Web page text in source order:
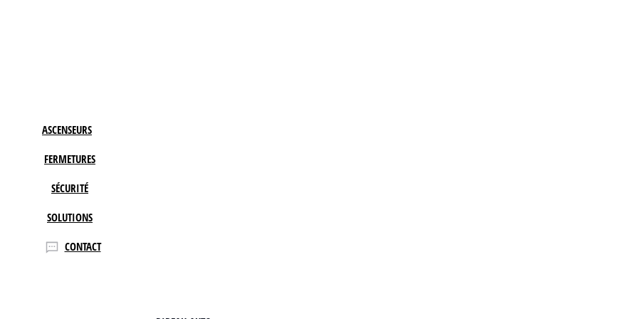
ASCENSEURS
FERMETURES
SÉCURITÉ
SOLUTIONS
CONTACT